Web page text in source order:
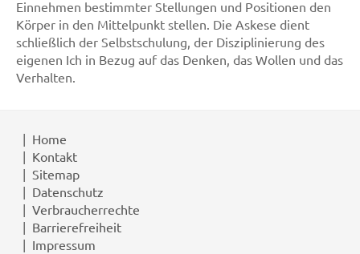
Einnehmen bestimmter Stellungen und Positionen den
Körper in den Mittelpunkt stellen. Die Askese dient
schließlich der Selbstschulung, der Disziplinierung des
eigenen Ich in Bezug auf das Denken, das Wollen und das
Verhalten.
Home
Kontakt
Sitemap
Datenschutz
Verbraucherrechte
Barrierefreiheit
Impressum